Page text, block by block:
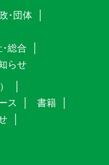
･団体
総合
らせ
ス
書籍